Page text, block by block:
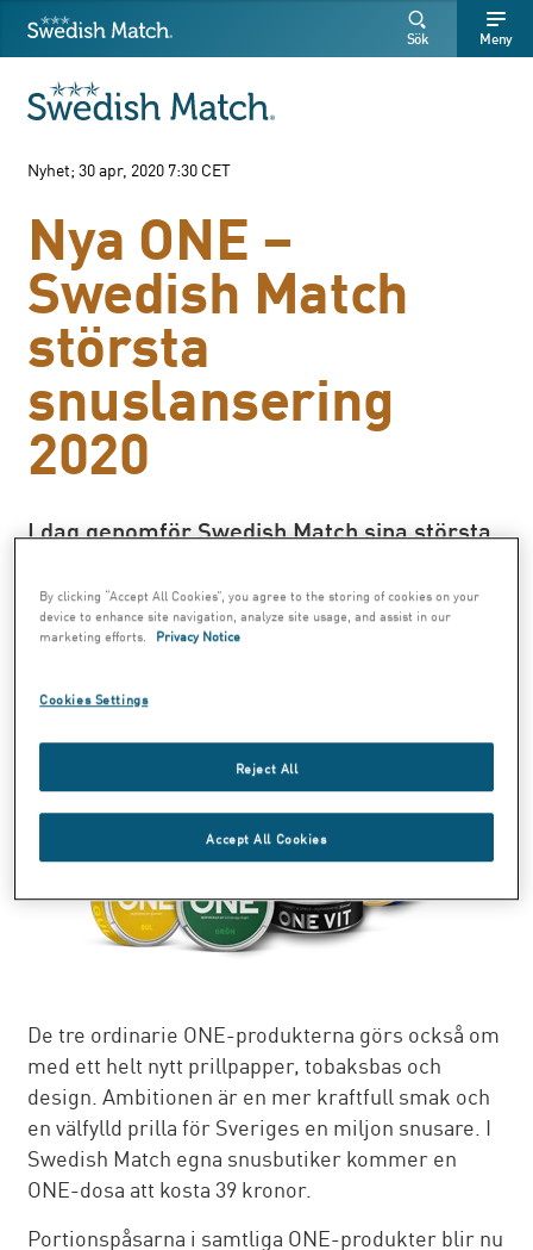
Sök
Fritext
Fritext SÖK
Swedish Match Meny
Sök
Nyhet; 30 apr, 2020 7:30 CET
Nya ONE –
Swedish Match
största
snuslansering
2020
I dag genomför Swedish Match sina största
förlanseringen av den utökade och
uppdaterade produktserien ONE. Två helt
Apelsinblom och örter, adderas till serien.
De tre ordinarie ONE-produkterna görs också om
med ett helt nytt prillpapper, tobaksbas och
design. Ambitionen är en mer kraftfull smak och
en välfylld prilla för Sveriges en miljon snusare. I
Swedish Match egna snusbutiker kommer en
ONE-dosa att kosta 39 kronor.
Portionspåsarna i samtliga ONE-produkter blir nu
By clicking “Accept All Cookies”, you agree to the storing of cookies on your
device to enhance site navigation, analyze site usage, and assist in our
marketing efforts. Privacy Notice
Cookies Settings
Reject All
Accept All Cookies